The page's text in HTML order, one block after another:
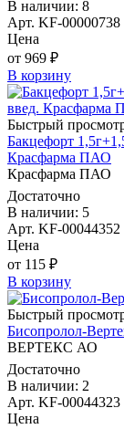
В наличии: 8
Арт. KF-00000738
Цена
от 969 ₽
В корзину
Быстрый
Бакцефорт
Красфарма ПАО
Красфарма ПАО
Достаточно
В наличии: 5
Арт. KF-00044352
Цена
от 115 ₽
В корзину
Быстрый
Бисопролол-
ВЕРТЕКС АО
Достаточно
В наличии: 2
Арт. KF-00044323
Цена